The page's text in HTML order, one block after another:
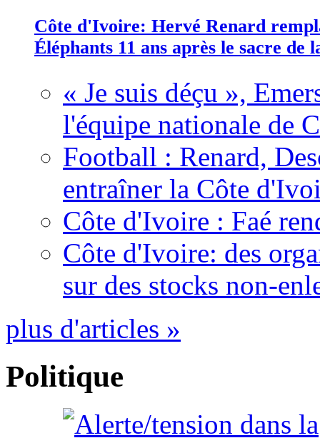
Côte d'Ivoire: Hervé Renard
Éléphants 11 ans après le sacre de
« Je suis déçu »,
l'équipe nationale de
Football : Renard,
entraîner la Côte
Côte d'Ivoire : Faé
Côte d'Ivoire: des
sur des stocks non-
plus d'articles »
Politique